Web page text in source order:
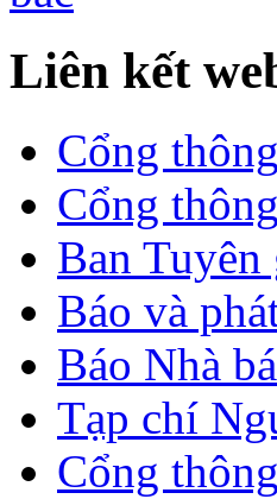
Liên kết
Cổng
Cổng
Ban
Báo và
Báo Nhà
Tạp chí
Cổng